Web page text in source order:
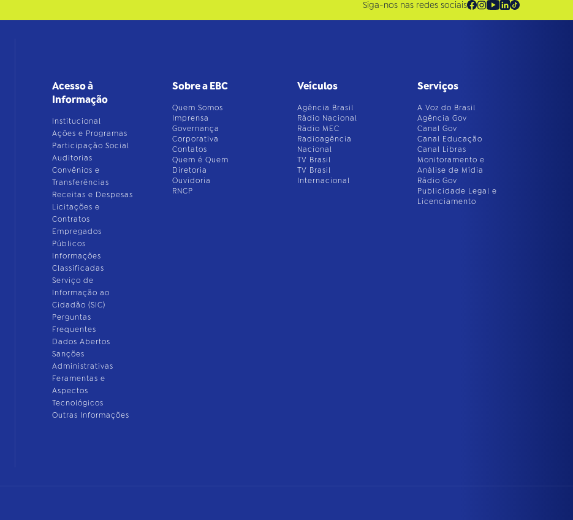
Siga-nos nas redes sociais
Acesso à
Informação
Institucional
Ações e Programas
Participação Social
Auditorias
Convênios e
Transferências
Receitas e Despesas
Licitações e
Contratos
Empregados
Públicos
Informações
Classificadas
Serviço de
Informação ao
Cidadão (SIC)
Perguntas
Frequentes
Dados Abertos
Sanções
Administrativas
Feramentas e
Aspectos
Tecnológicos
Outras Informações
Sobre a EBC
Quem Somos
Imprensa
Governança
Corporativa
Contatos
Quem é Quem
Diretoria
Ouvidoria
RNCP
Veículos
Agência Brasil
Rádio Nacional
Rádio MEC
Radioagência
Nacional
TV Brasil
TV Brasil
Internacional
Serviços
A Voz do Brasil
Agência Gov
Canal Gov
Canal Educação
Canal Libras
Monitoramento e
Análise de Mídia
Rádio Gov
Publicidade Legal e
Licenciamento